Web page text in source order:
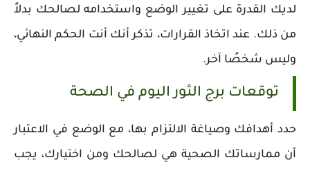
لديك القدرة على تغيير الوضع واستخدامه لصالحك بدلاً
من ذلك. عند اتخاذ القرارات، تذكر أنك أنت الحكم النهائي،
وليس شخصًا آخر.
توقعات برج الثور اليوم في الصحة
حدد أهدافك وصياغة الالتزام بها، مع الوضع في الاعتبار
أن ممارساتك الصحية هي لصالحك ومن اختيارك، يجب